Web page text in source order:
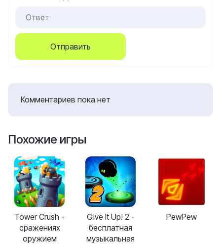
Отправить
Комментариев пока нет
Похожие игры
Tower Crush -
сражениях
оружием
Give It Up! 2 -
бесплатная
музыкальная
PewPew